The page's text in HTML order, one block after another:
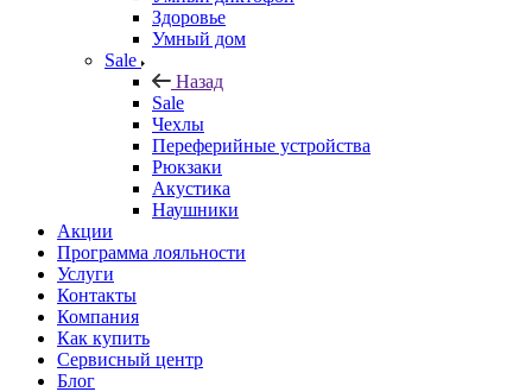
Здоровье
Умный дом
Sale
Назад
Sale
Чехлы
Переферийные устройства
Рюкзаки
Акустика
Наушники
Акции
Программа лояльности
Услуги
Контакты
Компания
Как купить
Сервисный центр
Блог